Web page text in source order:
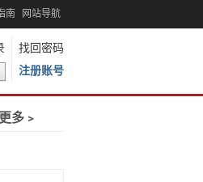
南 网站导航
找回密码
注册账号
更多﹥